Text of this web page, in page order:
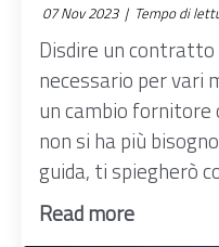
07 Nov 2023 | Tempo di
Disdire un contratto
necessario per vari
un cambio fornitore
non si ha più
guida, ti spiegherò
Read more